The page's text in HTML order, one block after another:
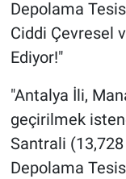
Depolama
Ciddi Çevresel
Ediyor!"
"Antalya İli,
geçirilmek
Santrali
Depolama